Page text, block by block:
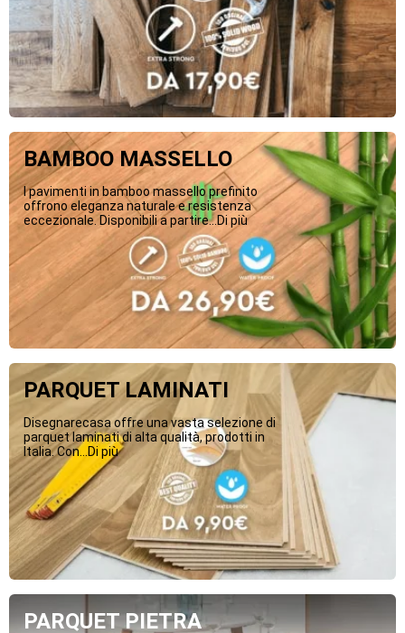
BAMBOO MASSELLO
I pavimenti in bamboo massello prefinito
offrono eleganza naturale e resistenza
eccezionale. Disponibili a partire...Di più
PARQUET LAMINATI
Disegnarecasa offre una vasta selezione di
parquet laminati di alta qualità, prodotti in
Italia. Con...Di più
PARQUET PIETRA